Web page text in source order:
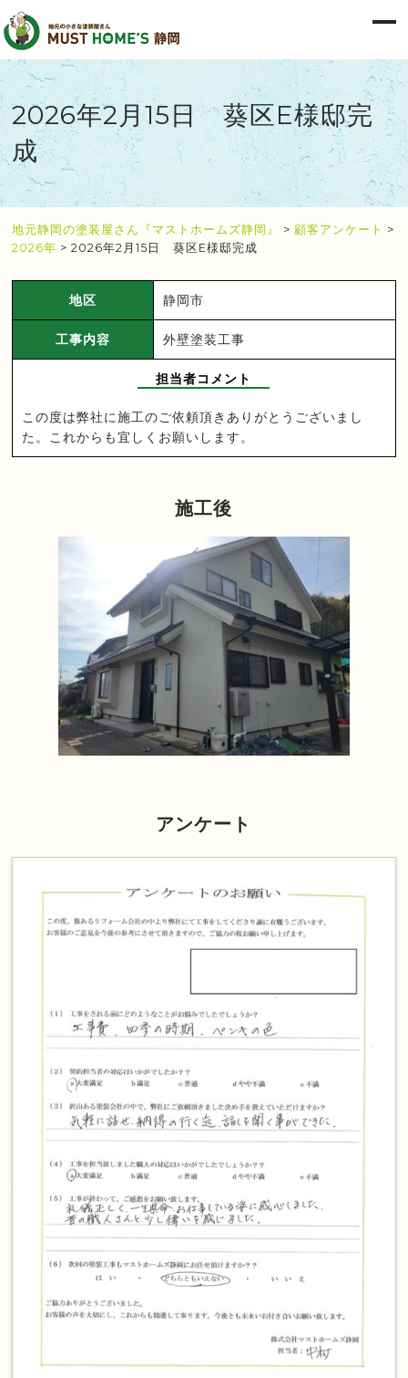
2026年2月15日 葵区E様邸完
成
地元静岡の塗装屋さん『マストホームズ静岡』 >顧客アンケート >
2026年 >2026年2月15日 葵区E様邸完成
地区 静岡市
工事内容 外壁塗装工事
担当者コメント
この度は弊社に施工のご依頼頂きありがとうございまし
た。これからも宜しくお願いします。
施工後
アンケート